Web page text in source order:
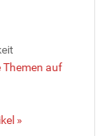
Themen auf
»